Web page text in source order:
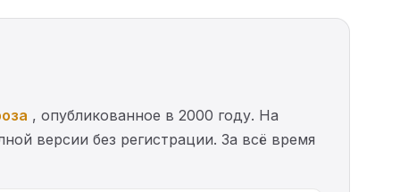
, опубликованное в 2000 году. На
версии без регистрации. За всё время